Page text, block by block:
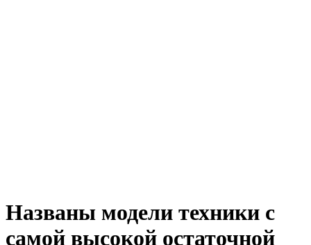
Названы модели техники с
самой высокой остаточной